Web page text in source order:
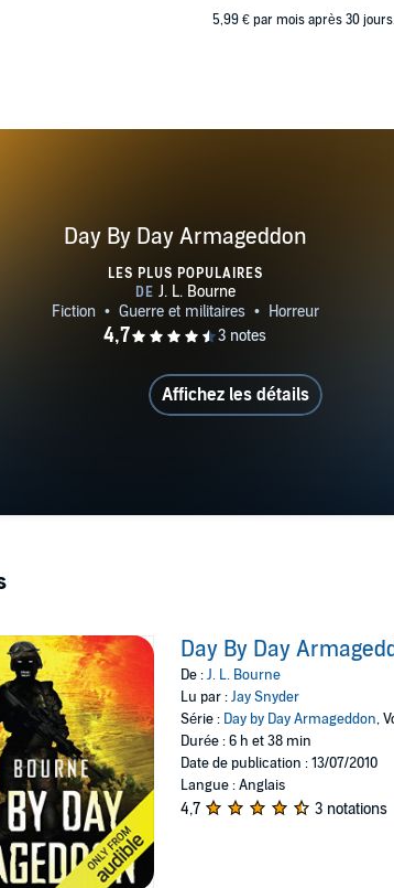
5,99 € par mois après 30
Day By Day Armageddon
LES PLUS POPULAIRES
Affichez les détails
Day By Day
De :J. L. Bourne
Lu par :Jay Snyder
Série : Day by Day Armageddon,
Durée : 6 h et 38 min
Date de publication : 13/07/2010
Langue : Anglais
4,7 3 notations